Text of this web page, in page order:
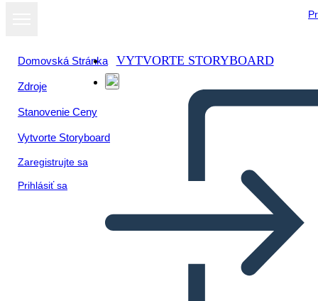
Domovská Stránka
Zdroje
Stanovenie Ceny
Vytvorte Storyboard
Zaregistrujte sa
Prihlásiť sa
VYTVORTE STORYBOARD